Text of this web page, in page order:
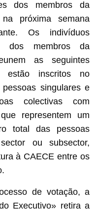
dos membros da
próxima semana
Os indivíduos
dos membros da
as seguintes
estão inscritos no
singulares e
colectivas com
representem um
total das pessoas
ou subsector,
à CAECE entre os
de votação, a
Executivo» retira a